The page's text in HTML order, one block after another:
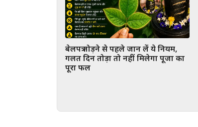
बेलपत्र तोड़ने से पहले जान लें ये नियम,
गलत दिन तोड़ा तो नहीं मिलेगा पूजा का
पूरा फल